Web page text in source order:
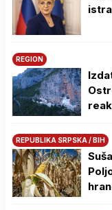
REGION
REPUBLIKA SRPSKA / BIH